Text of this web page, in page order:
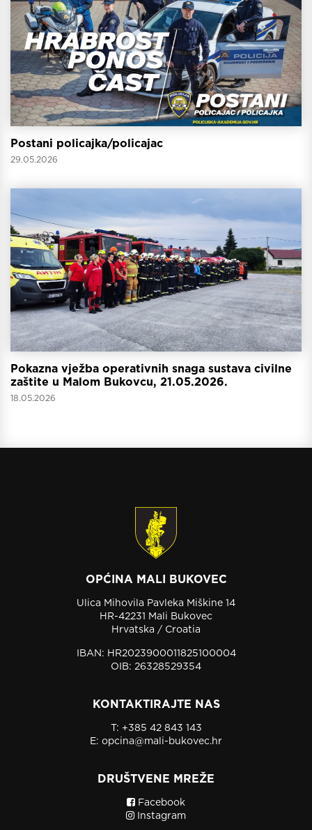
Postani policajka/policajac
29.05.2026
Pokazna vježba operativnih snaga sustava civilne
zaštite u Malom Bukovcu, 21.05.2026.
18.05.2026
OPĆINA MALI BUKOVEC
Ulica Mihovila Pavleka Miškine 14
HR-42231 Mali Bukovec
Hrvatska / Croatia
IBAN: HR2023900011825100004
OIB: 26328529354
KONTAKTIRAJTE NAS
T: +385 42 843 143
E: opcina@mali-bukovec.hr
DRUŠTVENE MREŽE
Facebook
Instagram